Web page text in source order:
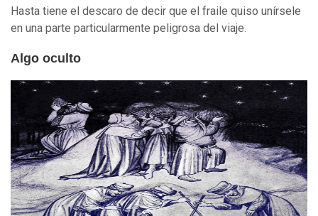
Hasta tiene el descaro de decir que el fraile quiso unírsele
en una parte particularmente peligrosa del viaje.
Algo oculto